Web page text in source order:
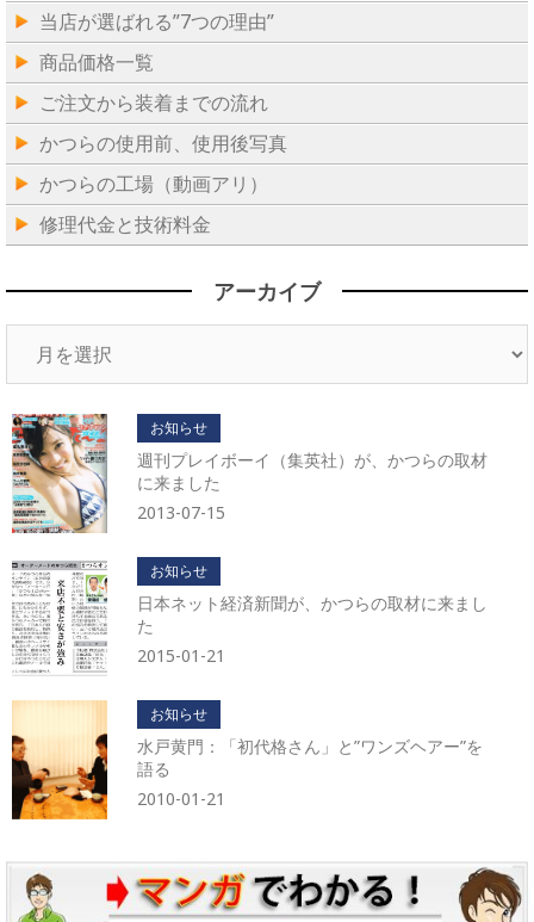
当店が選ばれる”7つの理由”
商品価格一覧
ご注文から装着までの流れ
かつらの使用前、使用後写真
かつらの工場（動画アリ）
修理代金と技術料金
アーカイブ
イ
ブ
お知らせ
週刊プレイボーイ（集英社）が、かつらの取材
に来ました
2013-07-15
お知らせ
日本ネット経済新聞が、かつらの取材に来まし
た
2015-01-21
お知らせ
水戸黄門：「初代格さん」と”ワンズヘアー”を
語る
2010-01-21